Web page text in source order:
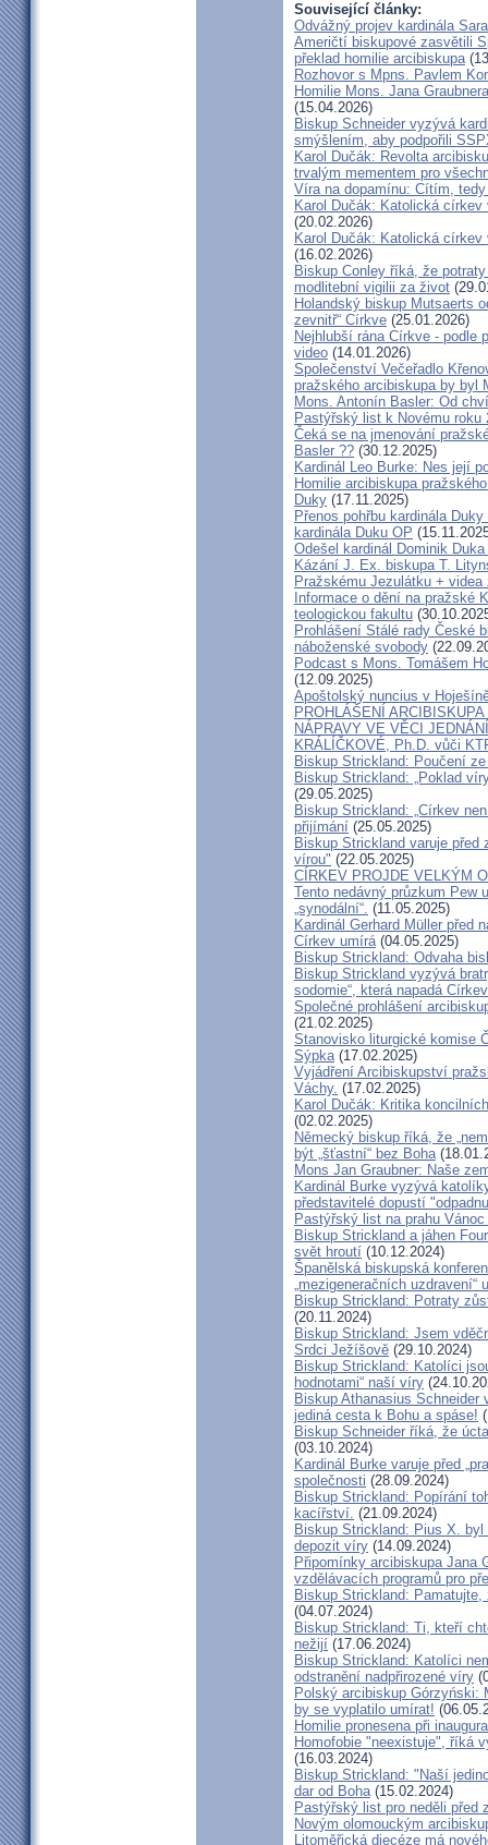
Související články:
Odvážný projev kardinála
Američtí biskupové zasvětili
překlad homilie arcibiskupa
Rozhovor s Mpns. Pavlem
Homilie Mons. Jana
(15.04.2026)
Biskup Schneider vyzývá
smýšlením, aby podpořili
Karol Dučák: Revolta
trvalým mementem pro
Víra na dopamínu: Cítím,
Karol Dučák: Katolická
(20.02.2026)
Karol Dučák: Katolická
(16.02.2026)
Biskup Conley říká, že
modlitební vigilii za život
Holandský biskup Mutsaerts
zevnitř“ Církve (25.01.2026)
Nejhlubší rána Církve - podle
video (14.01.2026)
Společenství Večeřadlo
pražského arcibiskupa by byl
Mons. Antonín Basler: Od
Pastýřský list k Novému roku
Čeká se na jmenování
Basler ?? (30.12.2025)
Kardinál Leo Burke: Nes její
Homilie arcibiskupa
Duky (17.11.2025)
Přenos pohřbu kardinála
kardinála Duku OP
Odešel kardinál Dominik
Kázání J. Ex. biskupa T.
Pražskému Jezulátku + videa
Informace o dění na pražské
teologickou fakultu
Prohlášení Stálé rady České
náboženské svobody
Podcast s Mons. Tomášem
(12.09.2025)
Apoštolský nuncius v
PROHLÁŠENÍ
NÁPRAVY VE VĚCI
KRÁLÍČKOVÉ, Ph.D. vůči
Biskup Strickland: Poučení
Biskup Strickland: „Poklad
(29.05.2025)
Biskup Strickland: „Církev
přijímání (25.05.2025)
Biskup Strickland varuje
vírou" (22.05.2025)
CÍRKEV PROJDE VELKÝM
Tento nedávný průzkum Pew
„synodální“. (11.05.2025)
Kardinál Gerhard Müller před
Církev umírá(04.05.2025)
Biskup Strickland: Odvaha
Biskup Strickland vyzývá
sodomie“, která napadá Církev
Společné prohlášení
(21.02.2025)
Stanovisko liturgické komise
Sýpka(17.02.2025)
Vyjádření Arcibiskupství
Váchy. (17.02.2025)
Karol Dučák: Kritika
(02.02.2025)
Německý biskup říká, že
být „šťastní“ bez Boha
Mons Jan Graubner: Naše
Kardinál Burke vyzývá
představitelé dopustí
Pastýřský list na prahu
Biskup Strickland a jáhen
svět hroutí (10.12.2024)
Španělská biskupská
„mezigeneračních
Biskup Strickland: Potraty
(20.11.2024)
Biskup Strickland: Jsem
Srdci Ježíšově (29.10.2024)
Biskup Strickland: Katolíci
hodnotami“ naší víry
Biskup Athanasius
jediná cesta k Bohu a spáse!
Biskup Schneider říká, že
(03.10.2024)
Kardinál Burke varuje před
společnosti (28.09.2024)
Biskup Strickland: Popírání
kacířství. (21.09.2024)
Biskup Strickland: Pius X.
depozit víry (14.09.2024)
Připomínky arcibiskupa Jana
vzdělávacích programů pro
Biskup Strickland:
(04.07.2024)
Biskup Strickland: Ti, kteří
nežijí (17.06.2024)
Biskup Strickland: Katolíci
odstranění nadpřirozené víry
Polský arcibiskup Górzyński:
by se vyplatilo umírat!
Homilie pronesena při
Homofobie "neexistuje", říká
(16.03.2024)
Biskup Strickland: "Naší
dar od Boha(15.02.2024)
Pastýřský list pro neděli před
Novým olomouckým
Litoměřická diecéze má